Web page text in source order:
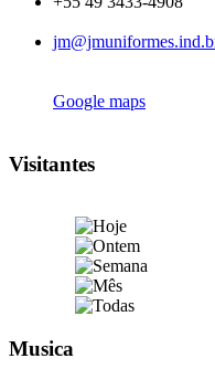
Google maps
Visitantes
Musica